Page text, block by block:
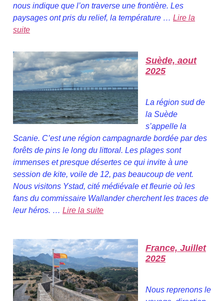
nous indique que l’on traverse une frontière. Les
paysages ont pris du relief, la température … Lire la
suite
Suède, aout
2025
La région sud de
la Suède
s’appelle la
Scanie. C’est une région campagnarde bordée par des
forêts de pins le long du littoral. Les plages sont
immenses et presque désertes ce qui invite à une
session de kite, voile de 12, pas beaucoup de vent.
Nous visitons Ystad, cité médiévale et fleurie où les
fans du commissaire Wallander cherchent les traces de
leur héros. … Lire la suite
France, Juillet
2025
Nous reprenons le